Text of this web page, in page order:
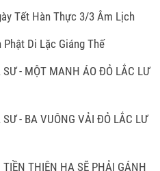
Tết Hàn Thực 3/3 Âm Lịch
Di Lặc Giáng Thế
- MỘT MANH ÁO ĐỎ LẮC LƯ
- BA VUÔNG VẢI ĐỎ LẮC LƯ
THIÊN HẠ SẼ PHẢI GÁNH